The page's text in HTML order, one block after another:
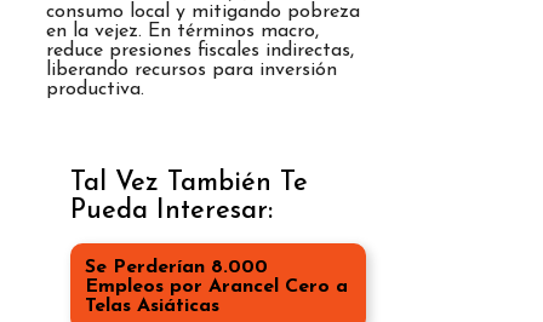
consumo local y mitigando pobreza
en la vejez. En términos macro,
reduce presiones fiscales indirectas,
liberando recursos para inversión
productiva.
Tal Vez También Te
Pueda Interesar:
Se Perderían 8.000
Empleos por Arancel Cero a
Telas Asiáticas